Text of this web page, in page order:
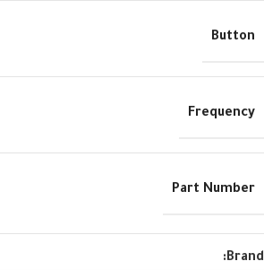
Button
Frequency
Part Number
Brand: